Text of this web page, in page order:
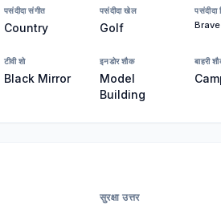
पसंदीदा संगीत
Country
पसंदीदा खेल
Golf
पसंदीदा
टीवी शो
Black Mirror
इनडोर शौक
Model
Building
बाहरी
सुरक्षा उत्तर